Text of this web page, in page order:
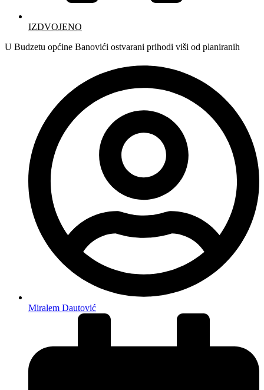
IZDVOJENO
U Budzetu općine Banovići ostvarani prihodi viši od planiranih
Miralem Dautović